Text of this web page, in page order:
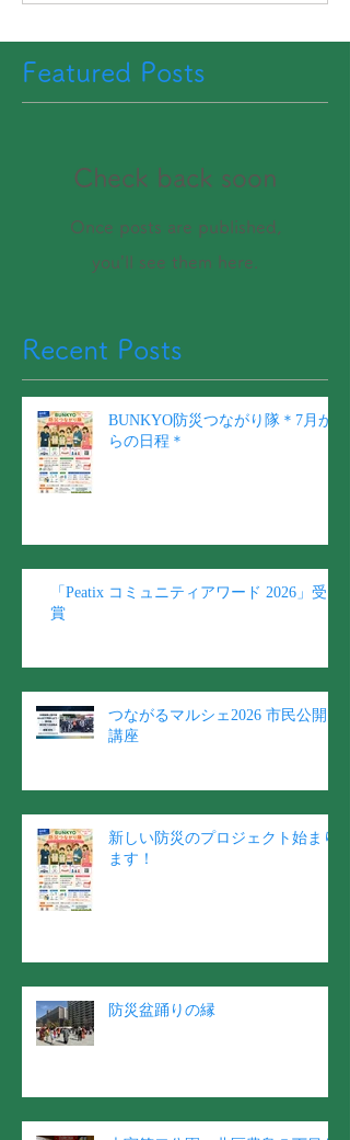
Featured Posts
Check back soon
Once posts are published,
you’ll see them here.
Recent Posts
BUNKYO防災つながり隊＊7月か
らの日程＊
「Peatix コミュニティアワード 2026」受
賞
つながるマルシェ2026 市民公開
講座
新しい防災のプロジェクト始まり
ます！
防災盆踊りの縁